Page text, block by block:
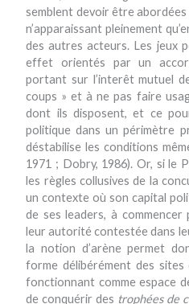
semblent devoir être
n’apparaissant pleinement
des autres acteurs. Les jeux
effet orientés par un
portant sur l’interêt mutuel
coups » et à ne pas faire
dont ils disposent, et ce
politique dans un périmètre
déstabilise les conditions
1971 ; Dobry, 1986). Or, si le
les règles collusives de la
un contexte où son capital
de ses leaders, à
leur autorité contestée dans
la notion d’arène permet
forme délibérément des
fonctionnant comme espace
de conquérir des trophées de